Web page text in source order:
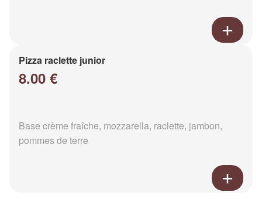
Pizza raclette junior
8.00 €
Base crème fraîche, mozzarella, raclette, jambon,
pommes de terre